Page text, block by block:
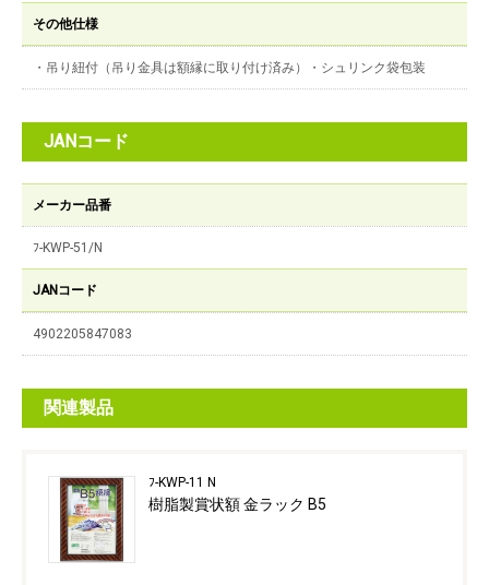
その他仕様
・吊り紐付（吊り金具は額縁に取り付け済み）・シュリンク袋包装
JANコード
メーカー品番
ﾌ-KWP-51/N
JANコード
4902205847083
関連製品
ﾌ-KWP-11 N
樹脂製賞状額 金ラック B5